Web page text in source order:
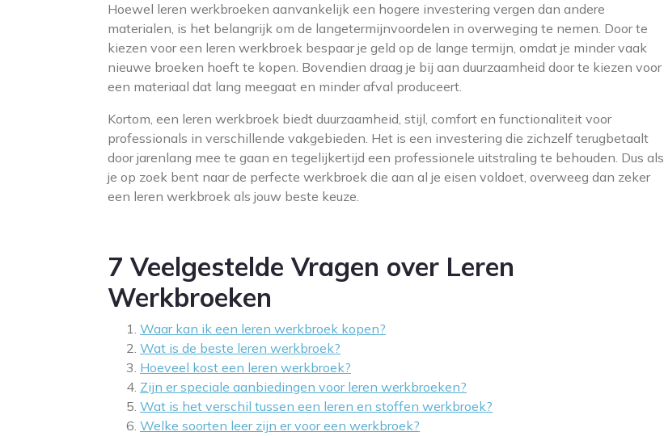
Hoewel leren werkbroeken aanvankelijk een hogere investering vergen dan andere
materialen, is het belangrijk om de langetermijnvoordelen in overweging te nemen. Door te
kiezen voor een leren werkbroek bespaar je geld op de lange termijn, omdat je minder vaak
nieuwe broeken hoeft te kopen. Bovendien draag je bij aan duurzaamheid door te kiezen voor
een materiaal dat lang meegaat en minder afval produceert.
Kortom, een leren werkbroek biedt duurzaamheid, stijl, comfort en functionaliteit voor
professionals in verschillende vakgebieden. Het is een investering die zichzelf terugbetaalt
door jarenlang mee te gaan en tegelijkertijd een professionele uitstraling te behouden. Dus als
je op zoek bent naar de perfecte werkbroek die aan al je eisen voldoet, overweeg dan zeker
een leren werkbroek als jouw beste keuze.
7 Veelgestelde Vragen over Leren
Werkbroeken
Waar kan ik een leren werkbroek kopen?
Wat is de beste leren werkbroek?
Hoeveel kost een leren werkbroek?
Zijn er speciale aanbiedingen voor leren werkbroeken?
Wat is het verschil tussen een leren en stoffen werkbroek?
Welke soorten leer zijn er voor een werkbroek?